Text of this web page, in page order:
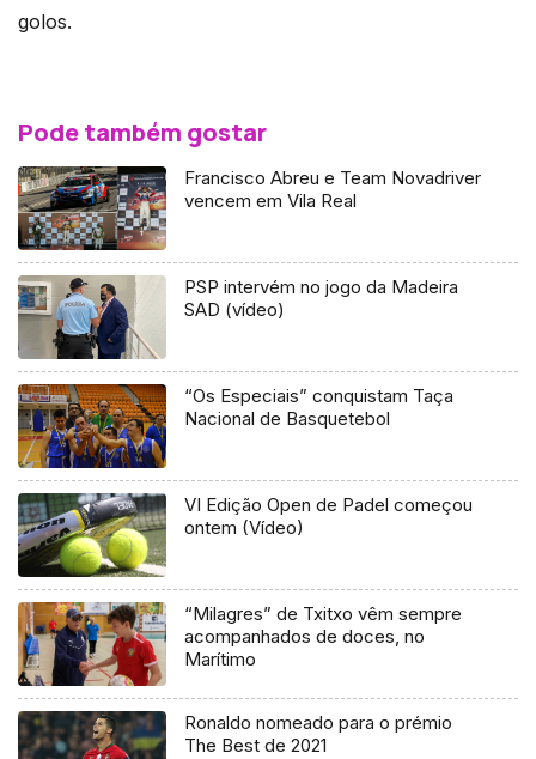
golos.
Pode também gostar
Francisco Abreu e Team Novadriver
vencem em Vila Real
PSP intervém no jogo da Madeira
SAD (vídeo)
“Os Especiais” conquistam Taça
Nacional de Basquetebol
VI Edição Open de Padel começou
ontem (Vídeo)
“Milagres” de Txitxo vêm sempre
acompanhados de doces, no
Marítimo
Ronaldo nomeado para o prémio
The Best de 2021